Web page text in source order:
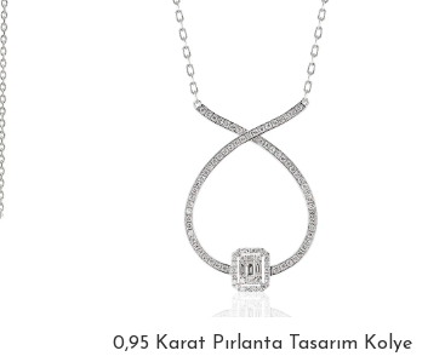
0,95 Karat Pırlanta Tasarım Kolye